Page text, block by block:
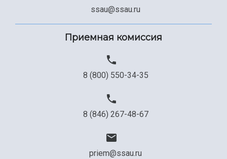
Официальные документы
ssau@ssau.ru
Приемная комиссия
8 (800) 550-34-35
8 (846) 267-48-67
priem@ssau.ru